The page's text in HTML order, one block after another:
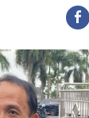
Klarifikasi
Dipercepat